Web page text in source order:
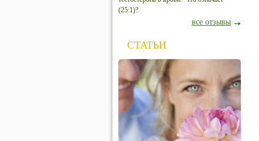
(25:1)?
все отзывы
СТАТЬИ